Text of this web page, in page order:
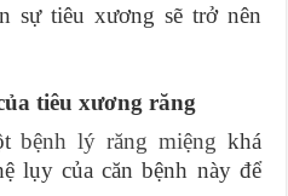
sự tiêu xương sẽ trở nên
tiêu xương răng
bệnh lý răng miệng khá
lụy của căn bệnh này để